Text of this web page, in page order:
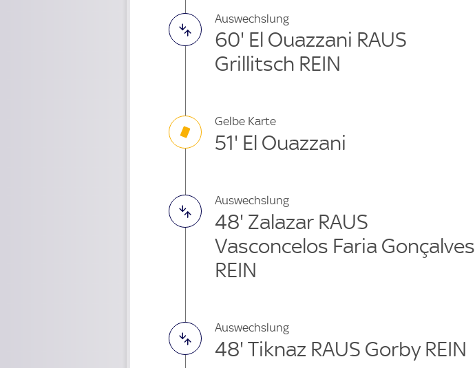
Auswechslung
60' El Ouazzani RAUS
Grillitsch REIN
Gelbe Karte
51' El Ouazzani
Auswechslung
48' Zalazar RAUS
Vasconcelos Faria Gonçalves
REIN
Auswechslung
48' Tiknaz RAUS Gorby REIN